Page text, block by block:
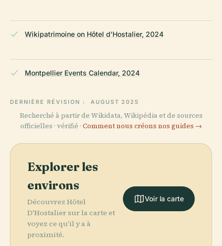
Wikipatrimoine on Hôtel d’Hostalier, 2024
Montpellier Events Calendar, 2024
DERNIÈRE RÉVISION : AUGUST 2025
Recherché à partir de Wikidata, Wikipédia et de sources
officielles · vérifié · Comment nous créons nos guides →
Explorer les
environs
Découvrez Hôtel
D'Hostalier sur la carte et
voyez ce qu'il y a à
proximité.
Voir la carte